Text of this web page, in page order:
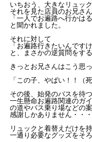
いちおう、大きなリュッ
それを見た店員のお兄さ
「一人でお遍路へ行かは
と聞かれました。
それに対して
「お遍路行きたいんです
と、まさかの逆質問をする
きっとお兄さんはこう思
「この子、やばい！！（
その後、始発のバスを待
一生懸命お遍路関連のガ
の道やバス乗り場などの
感謝しかありません・・・
リュックと着替えだけを
一通り必要なグッズをそ